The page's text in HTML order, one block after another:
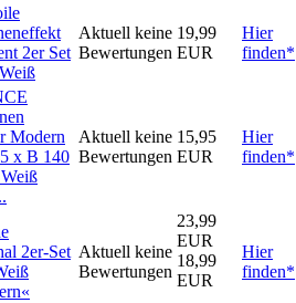
2er Set
Aktuell keine
Bewertungen
19,99
EUR
Hier
finden*
Modern
x B 140
Aktuell keine
Bewertungen
15,95
EUR
Hier
finden*
2er-Set Aktuell keine
Bewertungen
23,99
EUR
18,99
EUR
Hier
finden*